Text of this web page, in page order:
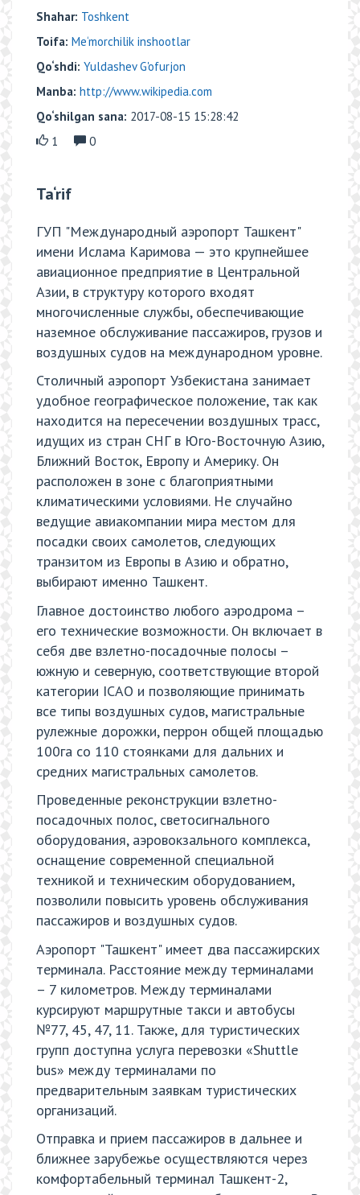
Shahar: Toshkent
Toifa: Me‘morchilik inshootlar
Qo‘shdi: Yuldashev G'ofurjon
Manba: http://www.wikipedia.com
Qo‘shilgan sana: 2017-08-15 15:28:42
1
0
Ta‘rif
ГУП "Международный аэропорт Ташкент"
имени Ислама Каримова — это крупнейшее
авиационное предприятие в Центральной
Азии, в структуру которого входят
многочисленные службы, обеспечивающие
наземное обслуживание пассажиров, грузов и
воздушных судов на международном уровне.
Столичный аэропорт Узбекистана занимает
удобное географическое положение, так как
находится на пересечении воздушных трасс,
идущих из стран СНГ в Юго-Восточную Азию,
Ближний Восток, Европу и Америку. Он
расположен в зоне с благоприятными
климатическими условиями. Не случайно
ведущие авиакомпании мира местом для
посадки своих самолетов, следующих
транзитом из Европы в Азию и обратно,
выбирают именно Ташкент.
Главное достоинство любого аэродрома –
его технические возможности. Он включает в
себя две взлетно-посадочные полосы –
южную и северную, соответствующие второй
категории ICАО и позволяющие принимать
все типы воздушных судов, магистральные
рулежные дорожки, перрон общей площадью
100га со 110 стоянками для дальних и
средних магистральных самолетов.
Проведенные реконструкции взлетно-
посадочных полос, светосигнального
оборудования, аэровокзального комплекса,
оснащение современной специальной
техникой и техническим оборудованием,
позволили повысить уровень обслуживания
пассажиров и воздушных судов.
Аэропорт "Ташкент" имеет два пассажирских
терминала. Расстояние между терминалами
– 7 километров. Между терминалами
курсируют маршрутные такси и автобусы
№77, 45, 47, 11. Также, для туристических
групп доступна услуга перевозки «Shuttle
bus» между терминалами по
предварительным заявкам туристических
организаций.
Отправка и прием пассажиров в дальнее и
ближнее зарубежье осуществляются через
комфортабельный терминал Ташкент-2,